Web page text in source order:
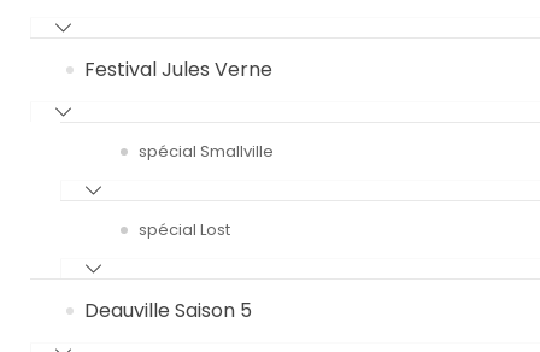
Festival Jules Verne
spécial Smallville
spécial Lost
Deauville Saison 5